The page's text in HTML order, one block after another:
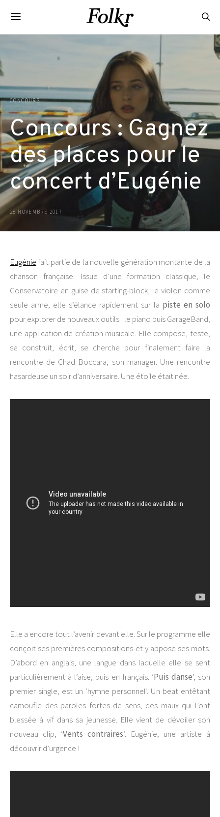
CONCOURS
Concours : Gagnez
des places pour le
concert d’Eugénie
28 NOVEMBRE 2017
Eugénie fait partie de la nouvelle génération montante de la
chanson française. Issue d’une formation classique, le
Conservatoire en guise de starting-block, le violon comme
seule arme, elle s’élance rapidement sur la piste en solo
pour explorer de nouveaux outils : le piano puis GarageBand,
une application de création musicale. Elle compose, teste,
se construit, écrit, se cherche pour finalement faire la
rencontre de Chad Boccara, son manager. Une rencontre
hasardeuse un soir d’anniversaire. Une étoile était née.
Elle a encore tout l’avenir devant elle. Sur le programme elle
conçoit ses premières compositions et y appose ses mots.
D’abord en anglais, une langue dans laquelle elle se sent
particulièrement à l’aise, puis en français. ‘Puis danse’, son
premier single, est un ‘hymne personnel’. Un beat entêtant
camoufle des paroles fortes de sens, des maux qui l’ont
blessée à vif dans sa jeunesse. Elle vient de dévoiler son
nouveau clip, ‘Vents contraires‘. Eugénie, une artiste à
découvrir d’urgence !